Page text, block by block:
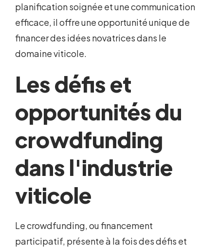
planification soignée et une communication
efficace, il offre une opportunité unique de
financer des idées novatrices dans le
domaine viticole.
Les défis et
opportunités du
crowdfunding
dans l'industrie
viticole
Le crowdfunding, ou financement
participatif, présente à la fois des défis et